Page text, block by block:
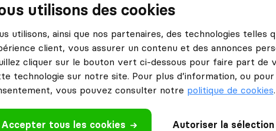
utilisons des cookies
utilisons, ainsi que nos partenaires, des technologies telles
client, vous assurer un contenu et des annonces
cliquer sur le bouton vert ci-dessous pour faire part de
technologie sur notre site. Pour plus d’information, ou
vous pouvez consulter notre politique de cookies.
Accepter tous les cookies Autoriser la sélection